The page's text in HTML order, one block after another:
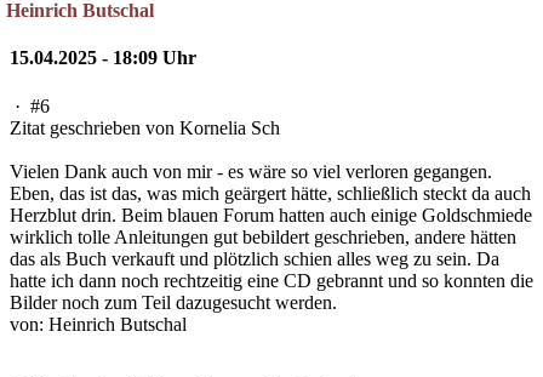
Heinrich Butschal
15.04.2025 - 18:09 Uhr
· #6
Zitat geschrieben von Kornelia Sch
Vielen Dank auch von mir - es wäre so viel verloren gegangen.
Eben, das ist das, was mich geärgert hätte, schließlich steckt da auch
Herzblut drin. Beim blauen Forum hatten auch einige Goldschmiede
wirklich tolle Anleitungen gut bebildert geschrieben, andere hätten
das als Buch verkauft und plötzlich schien alles weg zu sein. Da
hatte ich dann noch rechtzeitig eine CD gebrannt und so konnten die
Bilder noch zum Teil dazugesucht werden.
von: Heinrich Butschal